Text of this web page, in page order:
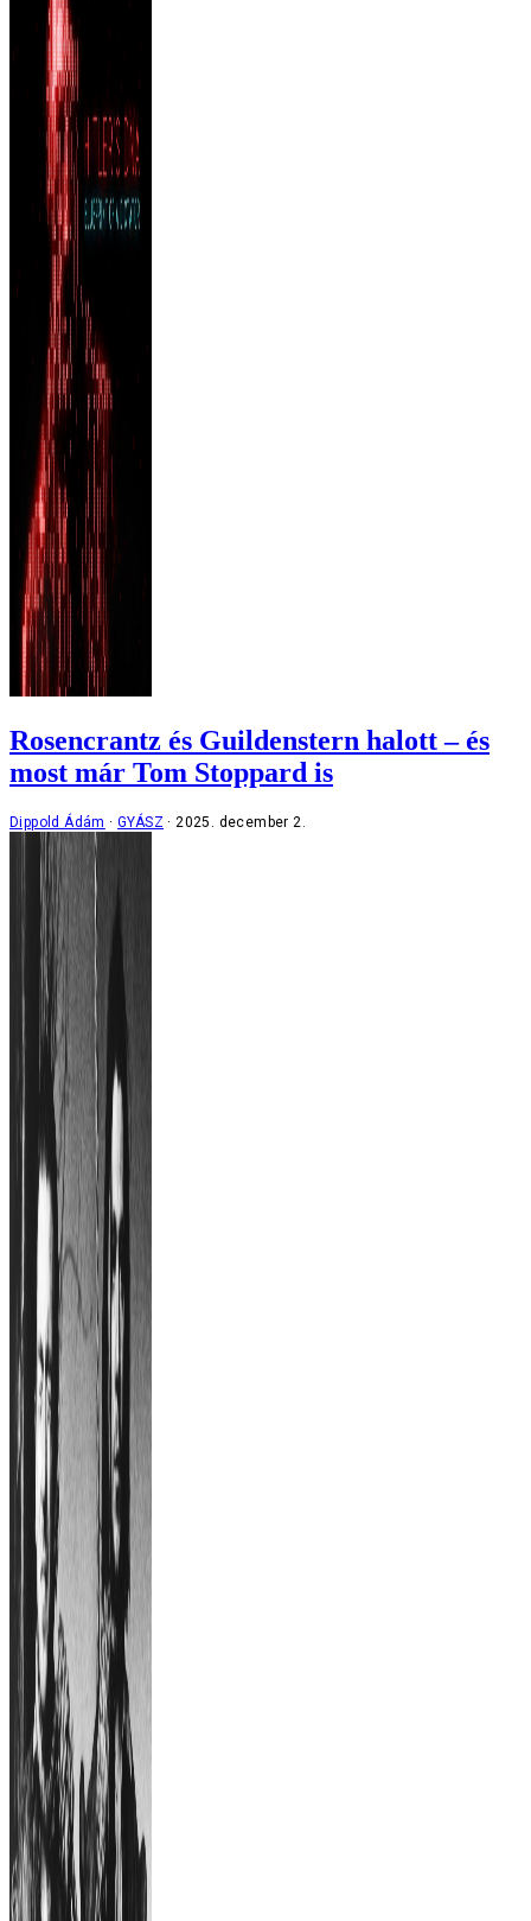
Rosencrantz és Guildenstern halott – és
most már Tom Stoppard is
Dippold Ádám GYÁSZ 2025. december 2.